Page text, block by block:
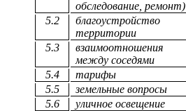
обследование, ремонт)
5.2
благоустройство
территории
5.3
взаимоотношения
между соседями
5.4 тарифы
5.5
земельные вопросы
5.6
уличное освещение